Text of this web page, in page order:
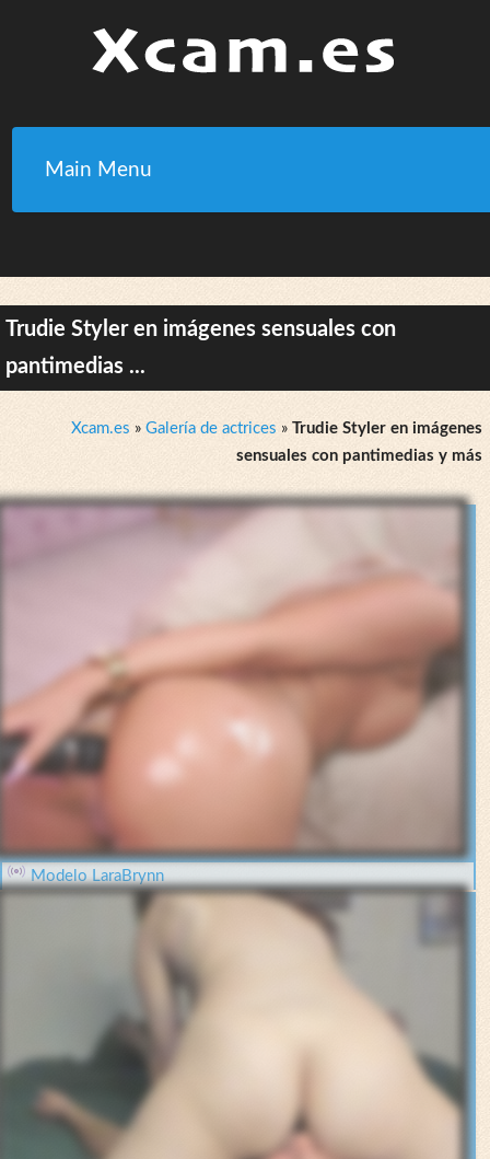
Main Menu
Trudie Styler en imágenes sensuales con
pantimedias ...
Xcam.es » Galería de actrices » Trudie Styler en imágenes
sensuales con pantimedias y más
Modelo LaraBrynn